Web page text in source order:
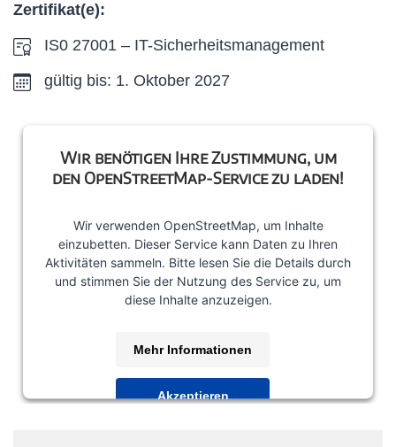
Zertifikat(e):
IS0 27001 – IT-Sicherheitsmanagement
gültig bis: 1. Oktober 2027
Wir benötigen Ihre Zustimmung, um
den OpenStreetMap-Service zu laden!
Wir verwenden OpenStreetMap, um Inhalte
einzubetten. Dieser Service kann Daten zu Ihren
Aktivitäten sammeln. Bitte lesen Sie die Details durch
und stimmen Sie der Nutzung des Service zu, um
diese Inhalte anzuzeigen.
Mehr Informationen
Akzeptieren